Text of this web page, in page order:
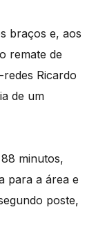
braços e, aos
remate de
Ricardo
de um
minutos,
para a área e
poste,